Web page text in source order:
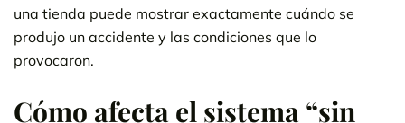
una tienda puede mostrar exactamente cuándo se
produjo un accidente y las condiciones que lo
provocaron.
Cómo afecta el sistema “sin